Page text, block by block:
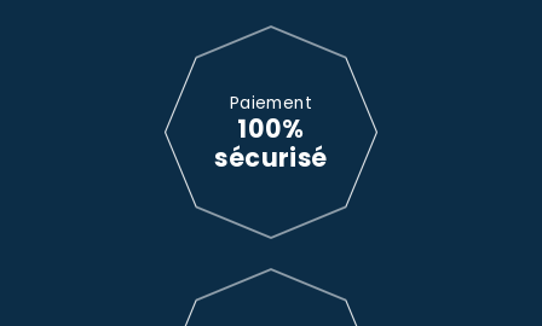
Paiement
100%
sécurisé